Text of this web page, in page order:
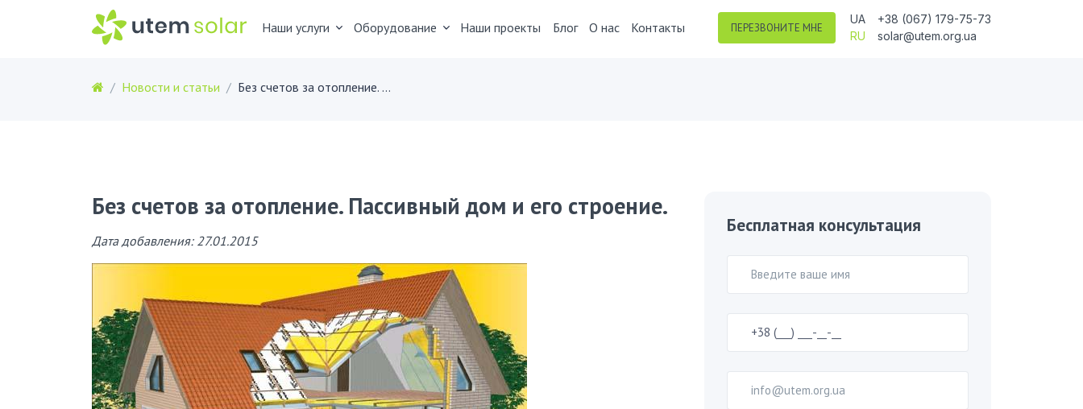
Наши услуги Оборудование Наши проекты Блог О нас Контакты ПЕРЕЗВОНИТЕ МНЕ
UA
RU
+38 (067) 179-75-73
solar@utem.org.ua
Новости и статьи Без счетов за отопление. Пассивный дом и его строение.
Без счетов за отопление. Пассивный дом и его строение.
Дата добавления: 27.01.2015
Бесплатная консультация